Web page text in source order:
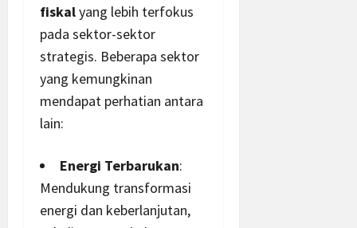
fiskalyang lebih terfokus
pada sektor-sektor
strategis. Beberapa sektor
yang kemungkinan
mendapat perhatian antara
lain:
Energi Terbarukan:
Mendukung transformasi
energi dan keberlanjutan,